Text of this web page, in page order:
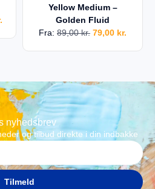
Yellow Medium –
Golden Fluid
Fra: 89,00kr. 79,00 kr.
nyhedsbrev
og tilbud direkte i din indbakke
Tilmeld